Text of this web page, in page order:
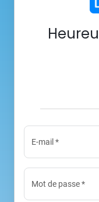
E-mail *
Mot de passe*